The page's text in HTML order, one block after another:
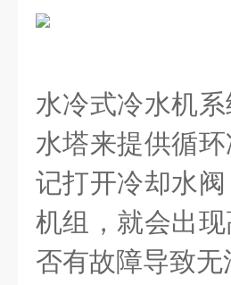
水冷式冷水机
水塔来提供循
记打开冷却水
机组，就会出
否有故障导致